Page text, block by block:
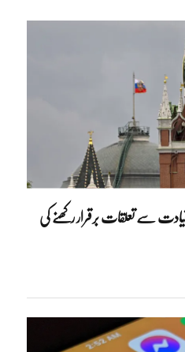
سے تعلقات برقرار رکھنے کی